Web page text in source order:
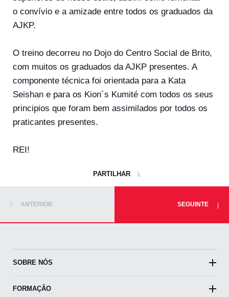
o convívio e a amizade entre todos os graduados da
AJKP.
O treino decorreu no Dojo do Centro Social de Brito,
com muitos os graduados da AJKP presentes. A
componente técnica foi orientada para a Kata
Seishan e para os Kion´s Kumité com todos os seus
principios que foram bem assimilados por todos os
praticantes presentes.
REI!
PARTILHAR
ANTERIOR SEGUINTE
SOBRE NÓS
FORMAÇÃO